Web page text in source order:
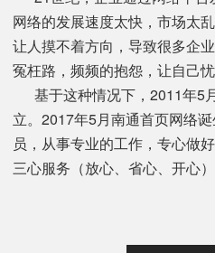
网络的发展速度太快，市场太
让人摸不着方向，导致很多企
冤枉路，频频的抱怨，让自己忧
基于这种情况下，2011年5
立。2017年5月南通首页网络
员，从事专业的工作，专心做
三心服务（放心、省心、开心）